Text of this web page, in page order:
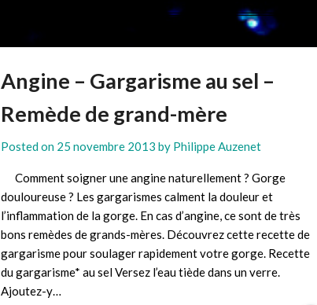
Angine – Gargarisme au sel –
Remède de grand-mère
Posted on 25 novembre 2013 by Philippe Auzenet
Comment soigner une angine naturellement ? Gorge
douloureuse ? Les gargarismes calment la douleur et
l’inflammation de la gorge. En cas d’angine, ce sont de très
bons remèdes de grands-mères. Découvrez cette recette de
gargarisme pour soulager rapidement votre gorge. Recette
du gargarisme* au sel Versez l’eau tiède dans un verre.
Ajoutez-y…